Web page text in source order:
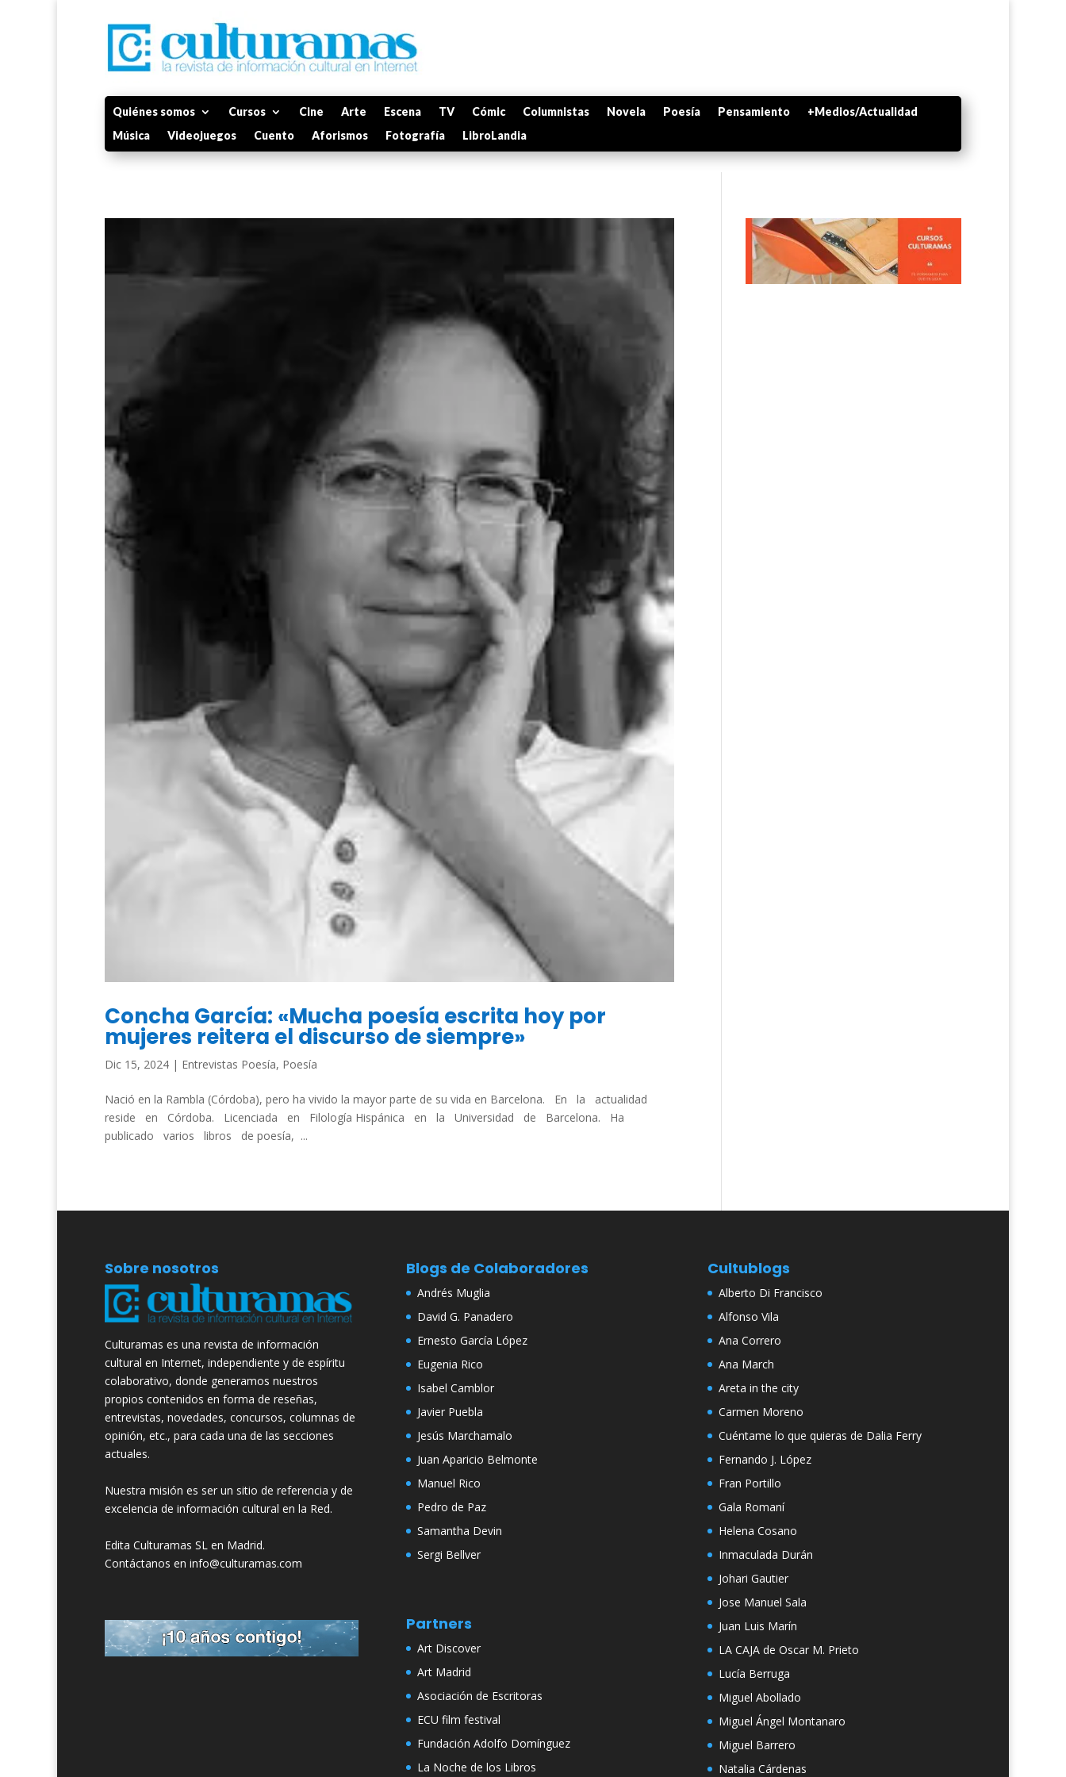
Quiénes somos Cursos Cine Arte Escena TV Cómic Columnistas Novela Poesía Pensamiento
+Medios/Actualidad
Música
Videojuegos Cuento Aforismos Fotografía LibroLandia
Concha García: «Mucha poesía escrita hoy por
mujeres reitera el discurso de siempre»
Dic 15, 2024 | Entrevistas Poesía, Poesía
Nació en la Rambla (Córdoba), pero ha vivido la mayor parte de su vida en Barcelona. En la actualidad
reside en Córdoba. Licenciada en Filología Hispánica en la Universidad de Barcelona. Ha
publicado varios libros de poesía, ...
Sobre nosotros
Culturamas es una revista de información
cultural en Internet, independiente y de espíritu
colaborativo, donde generamos nuestros
propios contenidos en forma de reseñas,
entrevistas, novedades, concursos, columnas de
opinión, etc., para cada una de las secciones
actuales.
Nuestra misión es ser un sitio de referencia y de
excelencia de información cultural en la Red.
Edita Culturamas SL en Madrid.
Contáctanos en info@culturamas.com
Blogs de Colaboradores
Andrés Muglia
David G. Panadero
Ernesto García López
Eugenia Rico
Isabel Camblor
Javier Puebla
Jesús Marchamalo
Juan Aparicio Belmonte
Manuel Rico
Pedro de Paz
Samantha Devin
Sergi Bellver
Partners
Art Discover
Art Madrid
Asociación de Escritoras
ECU film festival
Fundación Adolfo Domínguez
La Noche de los Libros
Cultublogs
Alberto Di Francisco
Alfonso Vila
Ana Correro
Ana March
Areta in the city
Carmen Moreno
Cuéntame lo que quieras de Dalia Ferry
Fernando J. López
Fran Portillo
Gala Romaní
Helena Cosano
Inmaculada Durán
Johari Gautier
Jose Manuel Sala
Juan Luis Marín
LA CAJA de Oscar M. Prieto
Lucía Berruga
Miguel Abollado
Miguel Ángel Montanaro
Miguel Barrero
Natalia Cárdenas